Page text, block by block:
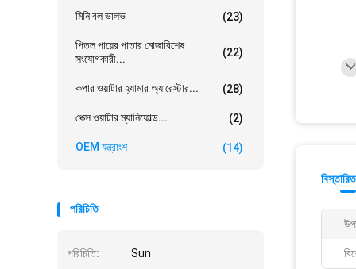
মিনি বল ভালভ (23)
পিতল পায়ের পাতার মোজাবিশেষ
সংযোগকারী...
(22)
কপার ওয়াটার হ্যামার অ্যারেস্টার... (28)
পেক্স ওয়াটার ম্যানিফোল্ড... (2)
OEM যন্ত্রাংশ (14)
পরিচিতি
পরিচিতি: Sun